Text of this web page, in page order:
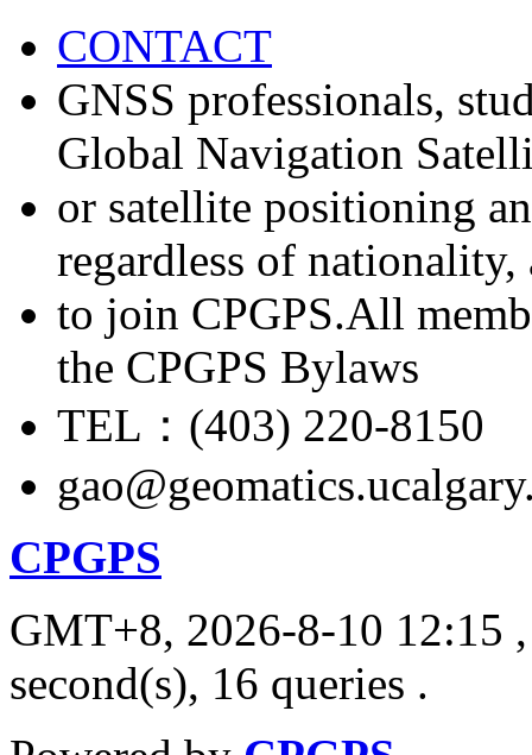
CONTACT
GNSS professionals,
Global Navigation
or satellite positioning
regardless of nationality,
to join CPGPS.All
the CPGPS Bylaws
TEL：(403) 220-8150
CPGPS
GMT+8, 2026-8-10 12:15
second(s), 16 queries .